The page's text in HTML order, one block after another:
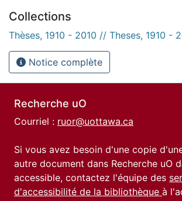
Collections
Thèses, 1910 - 2010 // Theses, 1910 -
Notice complète
Recherche uO
Courriel : ruor@uottawa.ca
Si vous avez besoin d'une copie
autre document dans Recherche uO
accessible, contactez l'équipe des
d'accessibilité de la bibliothèque à